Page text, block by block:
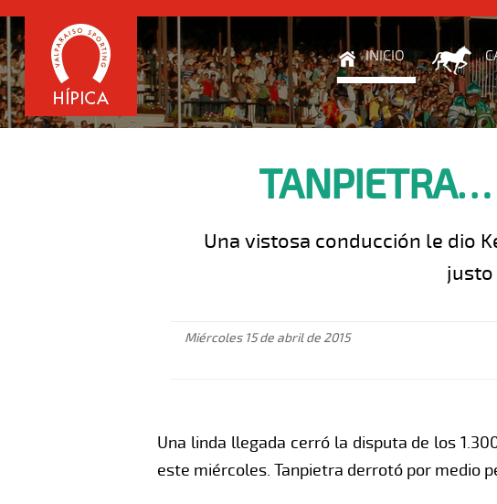
INICIO
TANPIETRA…
Una vistosa conducción le dio
justo
Miércoles 15 de abril de 2015
Una linda llegada cerró la disputa de los
este miércoles. Tanpietra derrotó por medio